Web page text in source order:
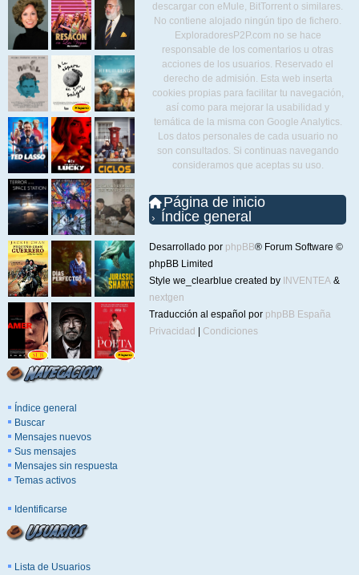
Índice general
Buscar
Mensajes nuevos
Sus mensajes
Mensajes sin respuesta
Temas activos
Identificarse
Lista de Usuarios
descargar con eMule, BitTorrent o similares.
No contiene alojado ningún tipo de fichero.
ExploradoresP2P.com no se hace
responsable de los comentarios u otras
acciones de los usuarios. Reservado el
derecho de admisión. Esta web inserta
cookies propias para facilitar tu navegación,
así como para mejorar la usabilidad y
temática de la misma con Google Analytics.
Los datos personales de cada usuario no
son consultados. Si continuas navegando
consideramos que aceptas su uso.
Página de inicio
Índice general
Desarrollado por phpBB® Forum Software ©
phpBB Limited
Style we_clearblue created by INVENTEA &
nextgen
Traducción al español por phpBB España
Privacidad
Condiciones